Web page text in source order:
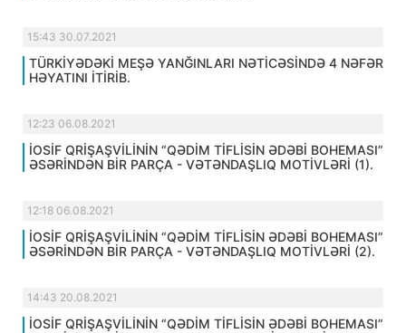
15:43 30.07.2021
TÜRKİYƏDƏKİ MEŞƏ YANĞINLARI NƏTİCƏSİNDƏ 4 NƏFƏR
HƏYATINI İTİRİB.
12:23 06.08.2021
İOSİF QRİŞAŞVİLİNİN “QƏDİM TİFLİSİN ƏDƏBİ BOHEMASI”
ƏSƏRİNDƏN BİR PARÇA - VƏTƏNDAŞLIQ MOTİVLƏRİ (1).
12:18 06.08.2021
İOSİF QRİŞAŞVİLİNİN “QƏDİM TİFLİSİN ƏDƏBİ BOHEMASI”
ƏSƏRİNDƏN BİR PARÇA - VƏTƏNDAŞLIQ MOTİVLƏRİ (2).
14:43 20.08.2021
İOSİF QRİŞAŞVİLİNİN “QƏDİM TİFLİSİN ƏDƏBİ BOHEMASI”